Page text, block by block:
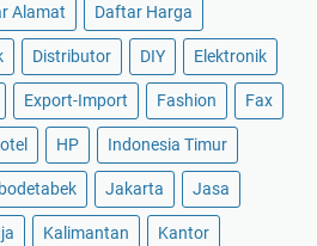
Alamat Daftar Harga
Distributor DIY Elektronik
Export-Import Fashion Fax
HP Indonesia Timur
Jakarta Jasa
Kalimantan Kantor